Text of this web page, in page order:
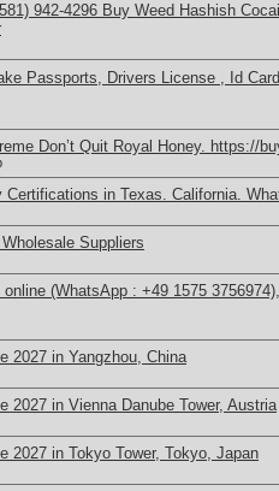
942-4296 Buy Weed Hashish
Passports, Drivers License , Id
Don’t Quit Royal Honey. https://
Certifications in Texas. California.
Suppliers
online (WhatsApp : +49 1575
2027 in Yangzhou, China
2027 in Vienna Danube Tower, Austria
2027 in Tokyo Tower, Tokyo, Japan